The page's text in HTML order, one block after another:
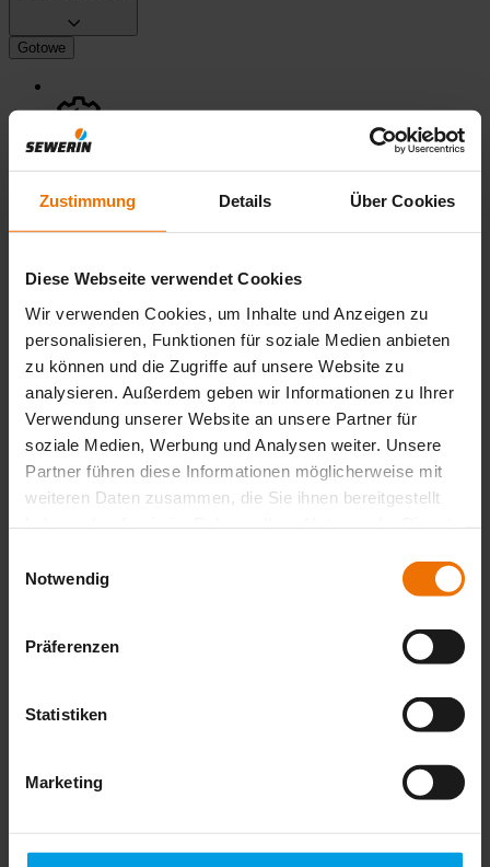
Zustimmung Details Über Cookies
Diese Webseite verwendet Cookies
Wir verwenden Cookies, um Inhalte und Anzeigen zu
personalisieren, Funktionen für soziale Medien anbieten
zu können und die Zugriffe auf unsere Website zu
analysieren. Außerdem geben wir Informationen zu Ihrer
Verwendung unserer Website an unsere Partner für
soziale Medien, Werbung und Analysen weiter. Unsere
Partner führen diese Informationen möglicherweise mit
weiteren Daten zusammen, die Sie ihnen bereitgestellt
Notwendig
Präferenzen
Statistiken
Marketing
Gotowe
Kompleksowe monitorowanie gazu w maksymalnie ośmiu
Więcej informacji
Multitec 540
Precyzyjny wielogazowy pomiar biogazu, gazu ściekowego i
gazu wysypiskowego
Więcej informacji
Poczwórna wydajność pomiaru dla zoptymalizowanych
Multitec 545